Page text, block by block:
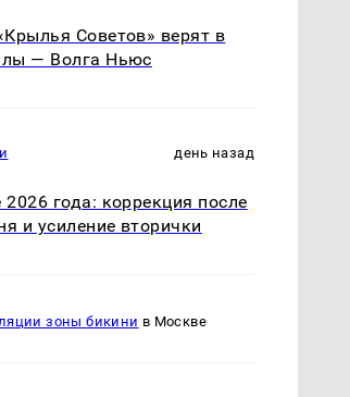
Советов» верят в
— Волга Ньюс
день назад
года: коррекция после
и усиление вторички
зоны бикини в Москве